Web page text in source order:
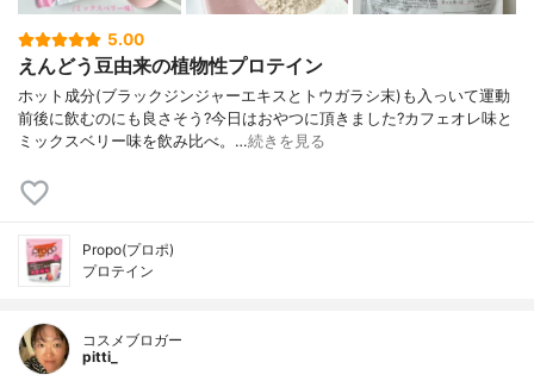
5.00
えんどう豆由来の植物性プロテイン
ホット成分(ブラックジンジャーエキスとトウガラシ末)も入っいて運動
前後に飲むのにも良さそう?今日はおやつに頂きました?カフェオレ味と
ミックスベリー味を飲み比べ。…続きを見る
Propo(プロポ)
プロテイン
コスメブロガー
pitti_